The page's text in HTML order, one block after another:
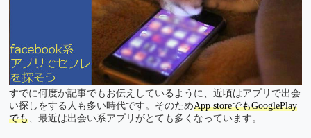
すでに何度か記事でもお伝えしているように、近頃はアプリで出会
い探しをする人も多い時代です。そのためApp storeでもGooglePlay
でも、最近は出会い系アプリがとても多くなっています。